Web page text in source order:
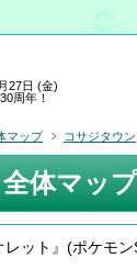
体マッ
ット』(ポケモン
27日 (金)
周年！
マップ コサジタウン